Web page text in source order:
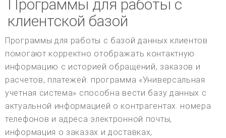
Программы для работы с
клиентской базой
Программы для работы с базой данных клиентов
помогают корректно отображать контактную
информацию с историей обращений, заказов и
расчетов, платежей: программа «Универсальная
учетная система» способна вести базу данных с
актуальной информацией о контрагентах. номера
телефонов и адреса электронной почты,
информация о заказах и доставках,